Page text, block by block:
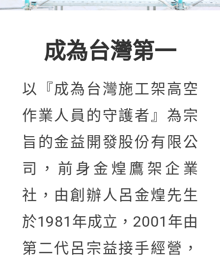
成為台灣第一
以『成為台灣施工架高空
作業人員的守護者』為宗
旨的金益開發股份有限公
司，前身金煌鷹架企業
社，由創辦人呂金煌先生
於1981年成立，2001年由
第二代呂宗益接手經營，